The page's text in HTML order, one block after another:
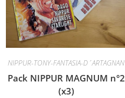
NIPPUR-TONY-FANTASIA-D´ARTAGNAN
Pack NIPPUR MAGNUM n°2
(x3)